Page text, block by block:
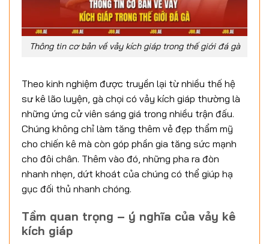
Thông tin cơ bản về vảy kích giáp trong thế giới đá gà
Theo kinh nghiệm được truyền lại từ nhiều thế hệ
sư kê lão luyện, gà chọi có vảy kích giáp thường là
những ứng cử viên sáng giá trong nhiều trận đấu.
Chúng không chỉ làm tăng thêm vẻ đẹp thẩm mỹ
cho chiến kê mà còn góp phần gia tăng sức mạnh
cho đôi chân. Thêm vào đó, những pha ra đòn
nhanh nhẹn, dứt khoát của chúng có thể giúp hạ
gục đối thủ nhanh chóng.
Tầm quan trọng – ý nghĩa của vảy kê
kích giáp